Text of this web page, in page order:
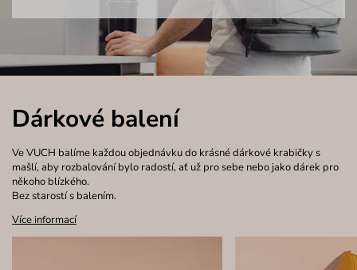
Dárkové balení
Ve VUCH balíme každou objednávku do krásné dárkové krabičky s
mašlí, aby rozbalování bylo radostí, ať už pro sebe nebo jako dárek pro
někoho blízkého.
Bez starostí s balením.
Více informací